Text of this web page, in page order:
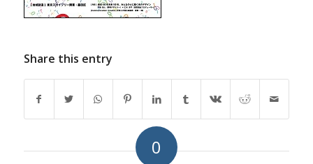
Share this entry
0